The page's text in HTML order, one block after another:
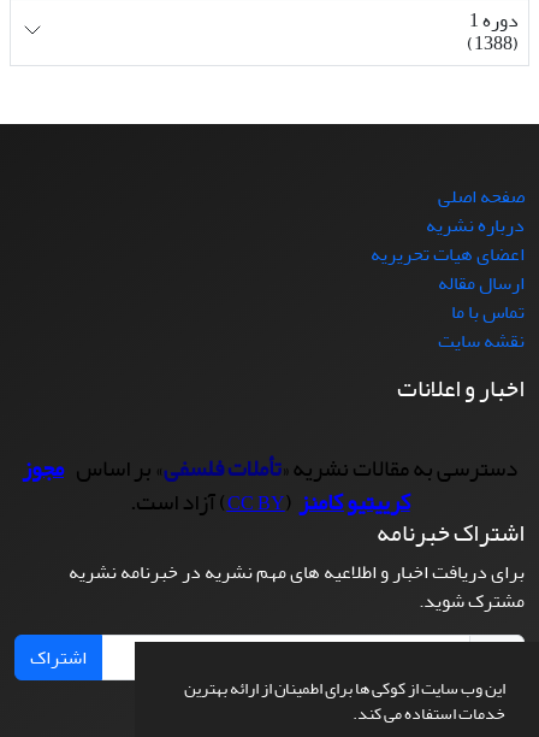
این وب سایت از کوکی ها برای اطمینان از ارائه بهترین
خدمات استفاده می کند.
دوره 1
(1388)
صفحه اصلی
درباره نشریه
اعضای هیات تحریریه
ارسال مقاله
تماس با ما
نقشه سایت
اخبار و اعلانات
دسترسی به مقالات نشریه «تأملات فلسفی» بر اساس مجوز
کرییتیو کامنز(
CC BY) آزاد است.
اشتراک خبرنامه
برای دریافت اخبار و اطلاعیه های مهم نشریه در خبرنامه نشریه
مشترک شوید.
اشتراک